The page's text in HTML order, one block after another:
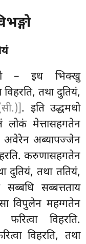
– इध भिक्खु
तथा दुतियं,
. इति उद्धमधो
लोकं मेत्तासहगतेन
अवेरेन अब्यापज्जेन
करुणासहगतेन
दुतियं, तथा ततियं,
सब्बत्तताय
विपुलेन महग्गतेन
विहरति.
विहरति, तथा